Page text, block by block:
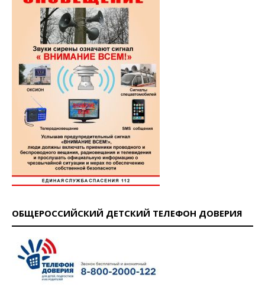
ОБЩЕРОССИЙСКИЙ ДЕТСКИЙ ТЕЛЕФОН ДОВЕРИЯ